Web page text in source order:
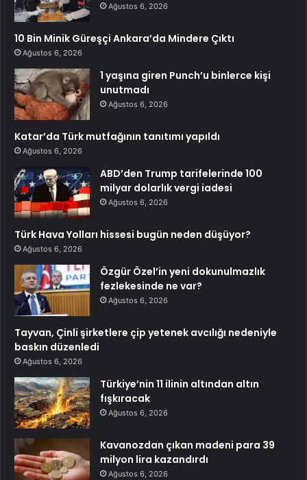
Ağustos 6, 2026
10 Bin Minik Güreşçi Ankara’da Mindere Çıktı
Ağustos 6, 2026
1 yaşına giren Punch’u binlerce kişi
unutmadı
Ağustos 6, 2026
Katar’da Türk mutfağının tanıtımı yapıldı
Ağustos 6, 2026
ABD’den Trump tarifelerinde 100
milyar dolarlık vergi iadesi
Ağustos 6, 2026
Türk Hava Yolları hissesi bugün neden düşüyor?
Ağustos 6, 2026
Özgür Özel’in yeni dokunulmazlık
fezlekesinde ne var?
Ağustos 6, 2026
Tayvan, Çinli şirketlere çip yetenek avcılığı nedeniyle
baskın düzenledi
Ağustos 6, 2026
Türkiye’nin 11 ilinin altından altın
fışkıracak
Ağustos 6, 2026
Kavanozdan çıkan madeni para 39
milyon lira kazandırdı
Ağustos 6, 2026